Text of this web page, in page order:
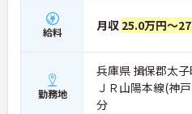
給料 月収 25.0万円～
勤務地
兵庫県 揖保郡太
ＪＲ山陽本線(神
分